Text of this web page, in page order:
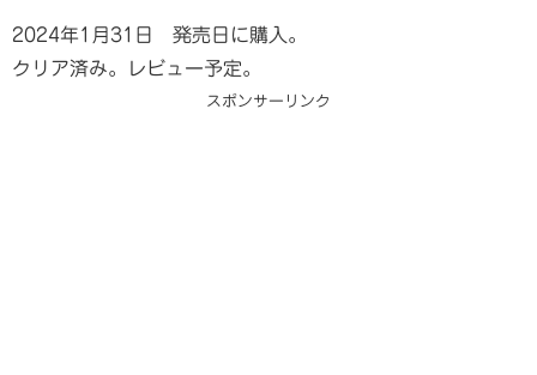
2024年1月31日 発売日に購入。
クリア済み。レビュー予定。
スポンサーリンク